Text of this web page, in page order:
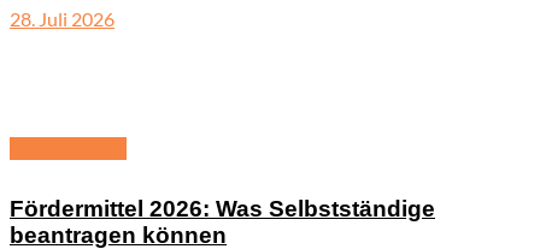
28. Juli 2026
Fördermittel 2026: Was Selbstständige
beantragen können